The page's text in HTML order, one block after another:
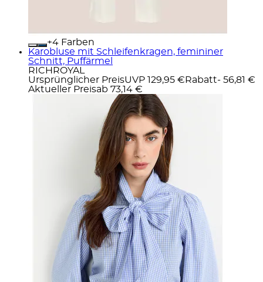
+
Farben
Karobluse mit Schleifenkragen, femininer
Schnitt, Puffärmel
RICHROYAL
Ursprünglicher PreisUVP 129,95 € Rabatt- 56,81 €
Aktueller Preisab 73,14 €